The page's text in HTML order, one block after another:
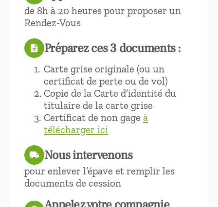
de 8h à 20 heures pour proposer un
Rendez-Vous
description Préparez ces 3 documents :
Carte grise originale (ou un
certificat de perte ou de vol)
Copie de la Carte d’identité du
titulaire de la carte grise
Certificat de non gage à
télécharger ici
local_shipping Nous intervenons
pour enlever l’épave et remplir les
documents de cession